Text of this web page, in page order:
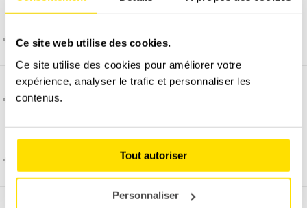
Ce site web utilise des cookies.
Ce site utilise des cookies pour améliorer votre
expérience, analyser le trafic et personnaliser les
contenus.
Tout autoriser
Personnaliser
Pourquoi une Citroën DS3 ?
Comment se déroule un cours particulier ?
Comment et quand programmer un stage ?